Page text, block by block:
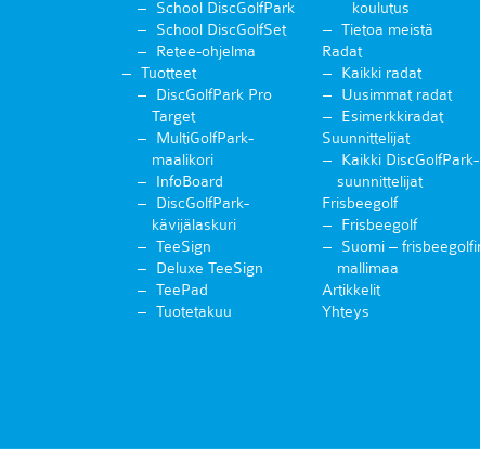
School DiscGolfPark
School DiscGolfSet
Retee-ohjelma
Tuotteet
DiscGolfPark Pro
Target
MultiGolfPark-
maalikori
InfoBoard
DiscGolfPark-
kävijälaskuri
TeeSign
Deluxe TeeSign
TeePad
Tuotetakuu
koulutus
Tietoa meistä
Radat
Kaikki radat
Uusimmat radat
Esimerkkiradat
Suunnittelijat
Kaikki DiscGolfPark-
suunnittelijat
Frisbeegolf
Frisbeegolf
Suomi –
mallimaa
Artikkelit
Yhteys